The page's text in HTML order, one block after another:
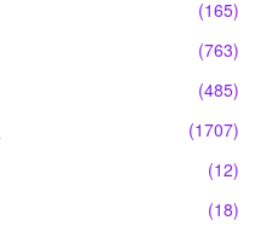
(165)
(763)
(485)
(1707)
(12)
(18)